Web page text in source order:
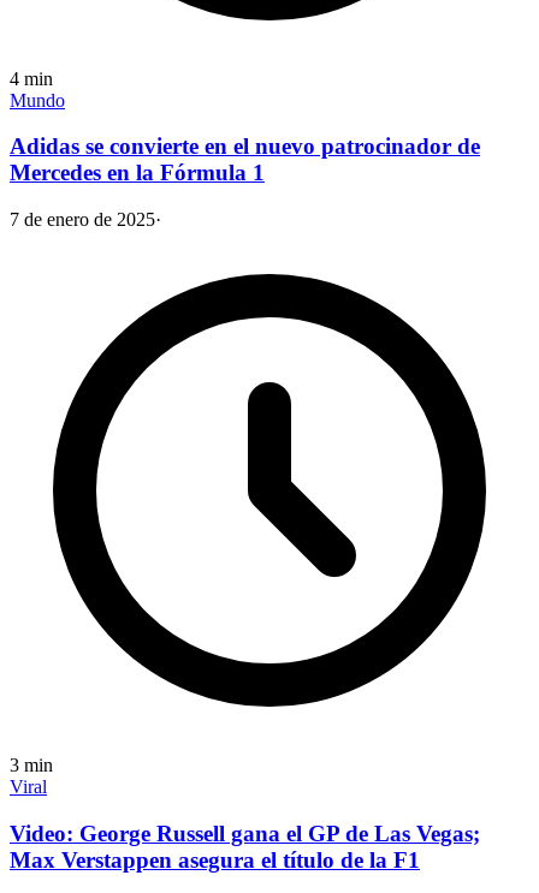
4 min
Mundo
Adidas se convierte en el nuevo patrocinador de
Mercedes en la Fórmula 1
7 de enero de 2025·
3 min
Viral
Video: George Russell gana el GP de Las Vegas;
Max Verstappen asegura el título de la F1